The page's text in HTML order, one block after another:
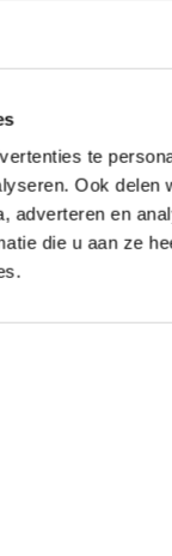
te
Ook
adverteren en
die u aan ze